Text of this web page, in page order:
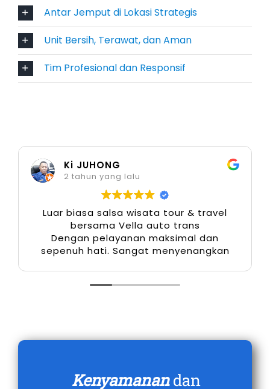
(matic) untuk kenyamanan di perkotaan
maupun manual untuk kendali lebih pada
medan menantang. Opsi ini menjadi nilai
tambah dalam layanan sewa mobil Xpander
Bengkulu, terutama bagi wisatawan yang
Optimal
Salah satu keunggulan utama Xpander adalah
konsumsi bahan bakarnya yang efisien,
menjadikannya pilihan ekonomis untuk
perjalanan jarak jauh atau penggunaan harian.
Dalam konteks rental mobil Xpander Bengkulu,
efisiensi ini tentu memberikan nilai lebih, baik
Kebutuhan Acara
Antar Jemput di Lokasi Strategis
Unit Bersih, Terawat, dan Aman
Tim Profesional dan Responsif
Ki JUHONG
2 tahun yang lalu
Luar biasa salsa wisata tour & travel
bersama Vella auto trans
Dengan pelayanan maksimal dan
sepenuh hati. Sangat menyenangkan
Kenyamanandan